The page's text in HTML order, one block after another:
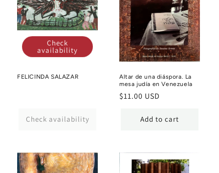
Check
availability
FELICINDA SALAZAR
Check availability
Altar de una diáspora. La
mesa judía en Venezuela
Regular
$11.00 USD
Add to cart